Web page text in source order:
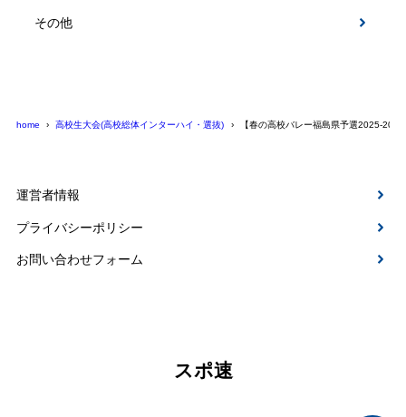
その他
home 高校生大会(高校総体インターハイ・選抜) 【春の高校バレー福島県予選2025-
運営者情報
プライバシーポリシー
お問い合わせフォーム
スポ速